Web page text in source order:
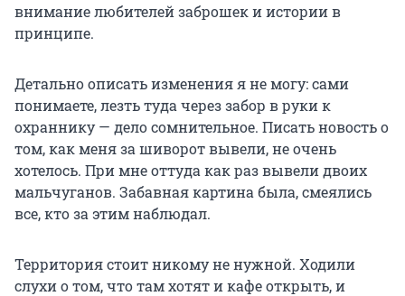
внимание любителей заброшек и истории в
принципе.
Детально описать изменения я не могу: сами
понимаете, лезть туда через забор в руки к
охраннику — дело сомнительное. Писать новость о
том, как меня за шиворот вывели, не очень
хотелось. При мне оттуда как раз вывели двоих
мальчуганов. Забавная картина была, смеялись
все, кто за этим наблюдал.
Территория стоит никому не нужной. Ходили
слухи о том, что там хотят и кафе открыть, и